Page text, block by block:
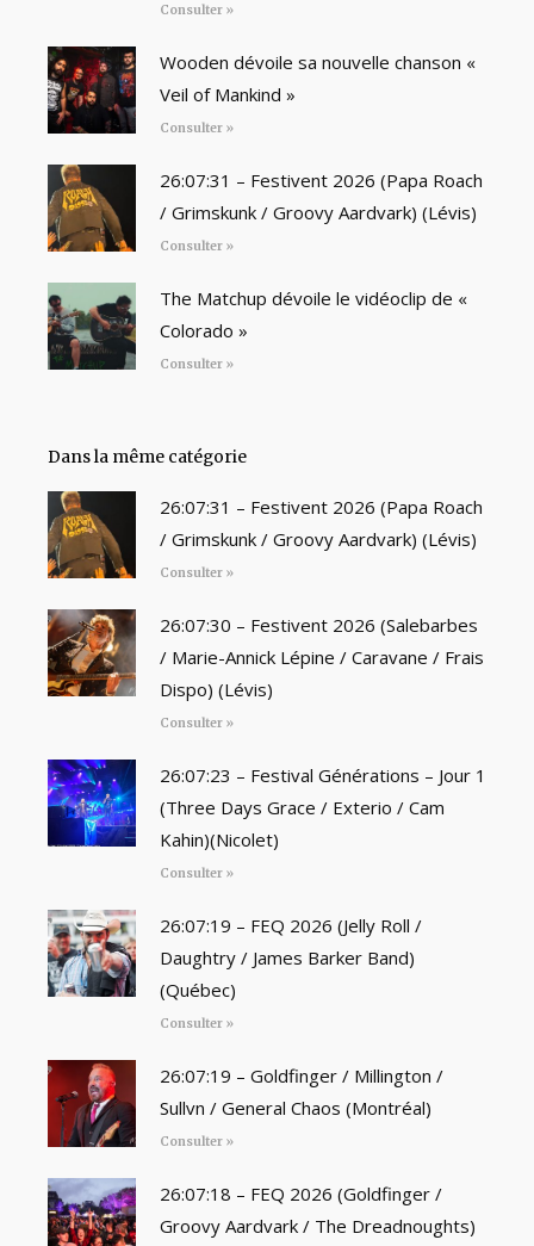
Consulter »
Wooden dévoile sa nouvelle chanson «
Veil of Mankind »
Consulter »
26:07:31 – Festivent 2026 (Papa Roach
/ Grimskunk / Groovy Aardvark) (Lévis)
Consulter »
The Matchup dévoile le vidéoclip de «
Colorado »
Consulter »
Dans la même catégorie
26:07:31 – Festivent 2026 (Papa Roach
/ Grimskunk / Groovy Aardvark) (Lévis)
Consulter »
26:07:30 – Festivent 2026 (Salebarbes
/ Marie-Annick Lépine / Caravane / Frais
Dispo) (Lévis)
Consulter »
26:07:23 – Festival Générations – Jour 1
(Three Days Grace / Exterio / Cam
Kahin)(Nicolet)
Consulter »
26:07:19 – FEQ 2026 (Jelly Roll /
Daughtry / James Barker Band)
(Québec)
Consulter »
26:07:19 – Goldfinger / Millington /
Sullvn / General Chaos (Montréal)
Consulter »
26:07:18 – FEQ 2026 (Goldfinger /
Groovy Aardvark / The Dreadnoughts)